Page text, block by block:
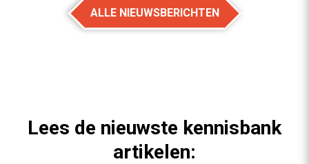
ALLE NIEUWSBERICHTEN
Lees de nieuwste kennisbank
artikelen: